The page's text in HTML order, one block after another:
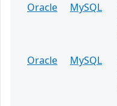
Oracle
MySQL
Oracle
MySQL